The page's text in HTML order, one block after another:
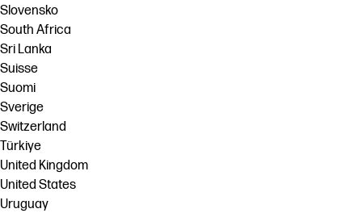
Slovensko
South Africa
Sri Lanka
Suisse
Suomi
Sverige
Switzerland
Türkiye
United Kingdom
United States
Uruguay